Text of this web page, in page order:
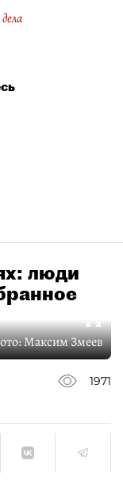
люди
Максим Змеев
1971